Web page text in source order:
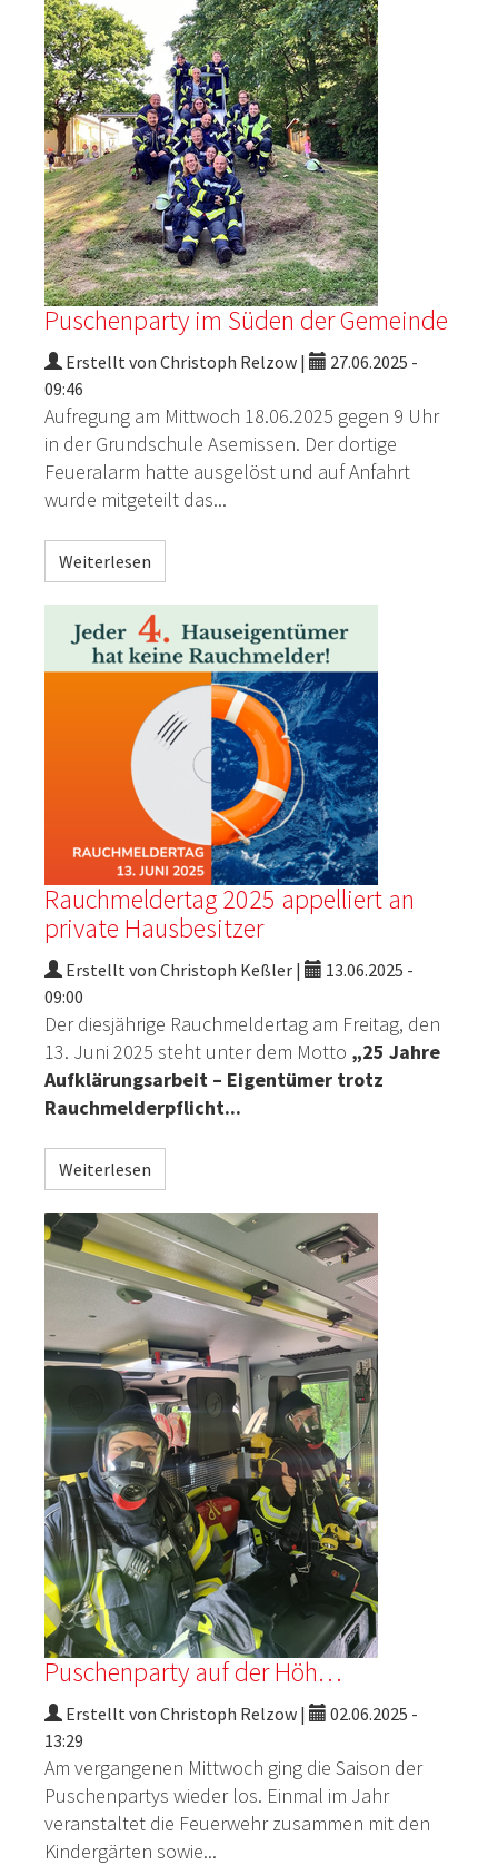
Puschenparty im Süden der Gemeinde
Erstellt von Christoph Relzow |
27.06.2025 -
09:46
Aufregung am Mittwoch 18.06.2025 gegen 9 Uhr
in der Grundschule Asemissen. Der dortige
Feueralarm hatte ausgelöst und auf Anfahrt
wurde mitgeteilt das...
Weiterlesen
Rauchmeldertag 2025 appelliert an
private Hausbesitzer
Erstellt von Christoph Keßler |
13.06.2025 -
09:00
Der diesjährige Rauchmeldertag am Freitag, den
13. Juni 2025 steht unter dem Motto „25 Jahre
Aufklärungsarbeit – Eigentümer trotz
Rauchmelderpflicht...
Weiterlesen
Puschenparty auf der Höh…
Erstellt von Christoph Relzow |
02.06.2025 -
13:29
Am vergangenen Mittwoch ging die Saison der
Puschenpartys wieder los. Einmal im Jahr
veranstaltet die Feuerwehr zusammen mit den
Kindergärten sowie...